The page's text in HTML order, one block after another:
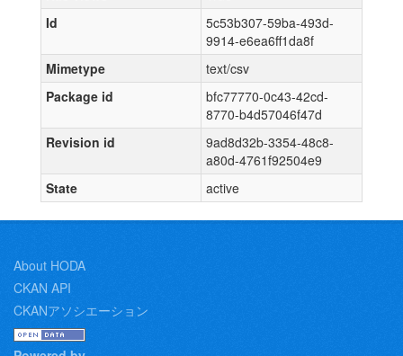
Id
5c53b307-59ba-493d-
9914-e6ea6ff1da8f
Mimetype
text/csv
Package id
bfc77770-0c43-42cd-
8770-b4d57046f47d
Revision id
9ad8d32b-3354-48c8-
a80d-4761f92504e9
State
active
About HODA
CKAN API
CKANアソシエーション